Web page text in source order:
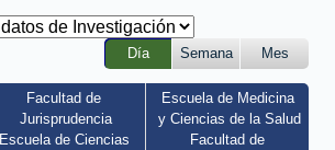
Día Semana Mes
Facultad de
Jurisprudencia
Escuela de Ciencias
Escuela de Medicina
y Ciencias de la Salud
Facultad de